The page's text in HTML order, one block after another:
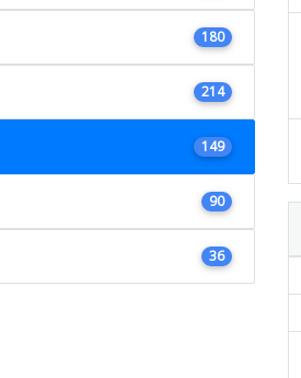
180
214
149
90
36